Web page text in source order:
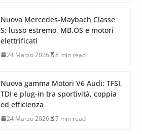
Nuova Mercedes-Maybach Classe
S: lusso estremo, MB.OS e motori
elettrificati
24 Marzo 2026 8 min read
Nuova gamma Motori V6 Audi: TFSI,
TDI e plug-in tra sportività, coppia
ed efficienza
24 Marzo 2026 7 min read